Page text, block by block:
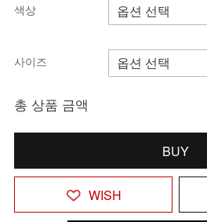
색상
사이즈
총 상품 금액
BUY
WISH